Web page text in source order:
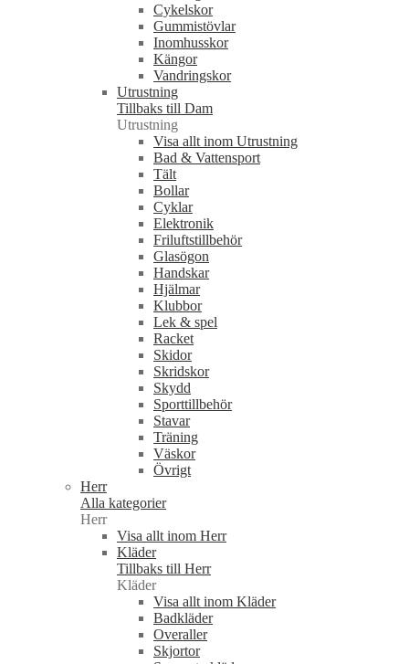
Cykelskor
Gummistövlar
Inomhusskor
Kängor
Vandringskor
Utrustning
Tillbaks till Dam
Utrustning
Visa allt inom Utrustning
Bad & Vattensport
Tält
Bollar
Cyklar
Elektronik
Friluftstillbehör
Glasögon
Handskar
Hjälmar
Klubbor
Lek & spel
Racket
Skidor
Skridskor
Skydd
Sporttillbehör
Stavar
Träning
Väskor
Övrigt
Herr
Alla kategorier
Herr
Visa allt inom Herr
Kläder
Tillbaks till Herr
Kläder
Visa allt inom Kläder
Badkläder
Overaller
Skjortor